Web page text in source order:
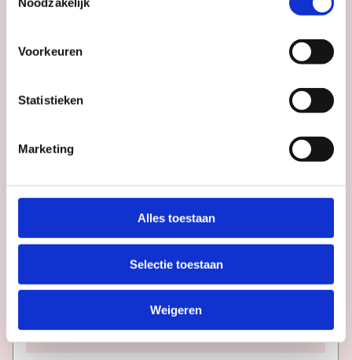
Voorkeuren
Statistieken
Marketing
Alles toestaan
Selectie toestaan
Weigeren
REINDIER:
Utrecht
wo 9 sep
Tijd
20:30